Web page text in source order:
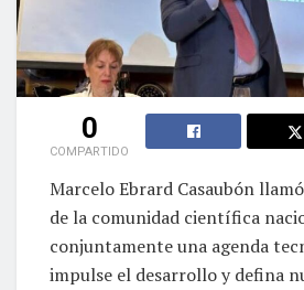
0
COMPARTIDO
Marcelo Ebrard Casaubón
de la comunidad científica
conjuntamente una agenda
impulse el desarrollo y defina